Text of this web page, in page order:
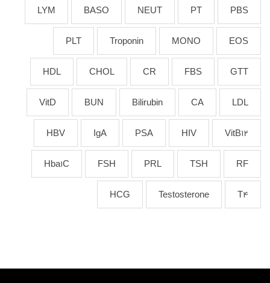
PBS
PT
NEUT
BASO
LYM
EOS
MONO
Troponin
PLT
GTT
FBS
CR
CHOL
HDL
LDL
CA
Bilirubin
BUN
VitD
VitB12
HIV
PSA
IgA
HBV
RF
TSH
PRL
FSH
Hba1C
T4
Testosterone
HCG